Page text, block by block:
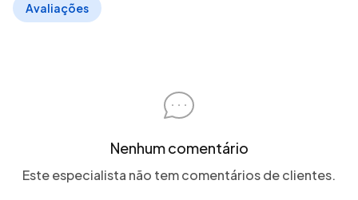
Avaliações
Nenhum comentário
Este especialista não tem comentários de clientes.